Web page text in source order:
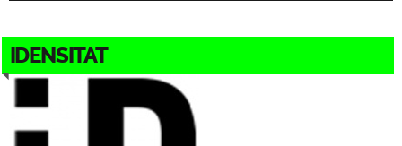
IDENSITAT